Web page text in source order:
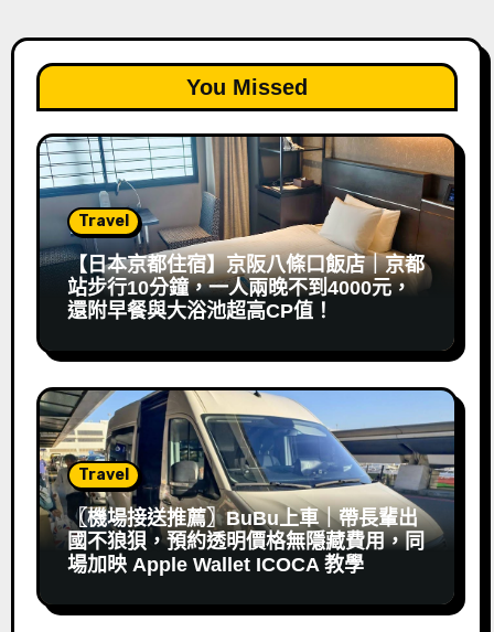
You Missed
Travel
【日本京都住宿】京阪八條口飯店｜京都
站步行10分鐘，一人兩晚不到4000元，
還附早餐與大浴池超高CP值！
Travel
〖機場接送推薦〗BuBu上車｜帶長輩出
國不狼狽，預約透明價格無隱藏費用，同
場加映 Apple Wallet ICOCA 教學